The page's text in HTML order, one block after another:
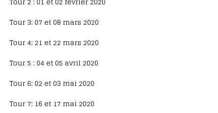
Tour 3: 07 et 08 mars 2020
Tour 4: 21 et 22 mars 2020
Tour 5 : 04 et 05 avril 2020
Tour 6: 02 et 03 mai 2020
Tour 7: 16 et 17 mai 2020